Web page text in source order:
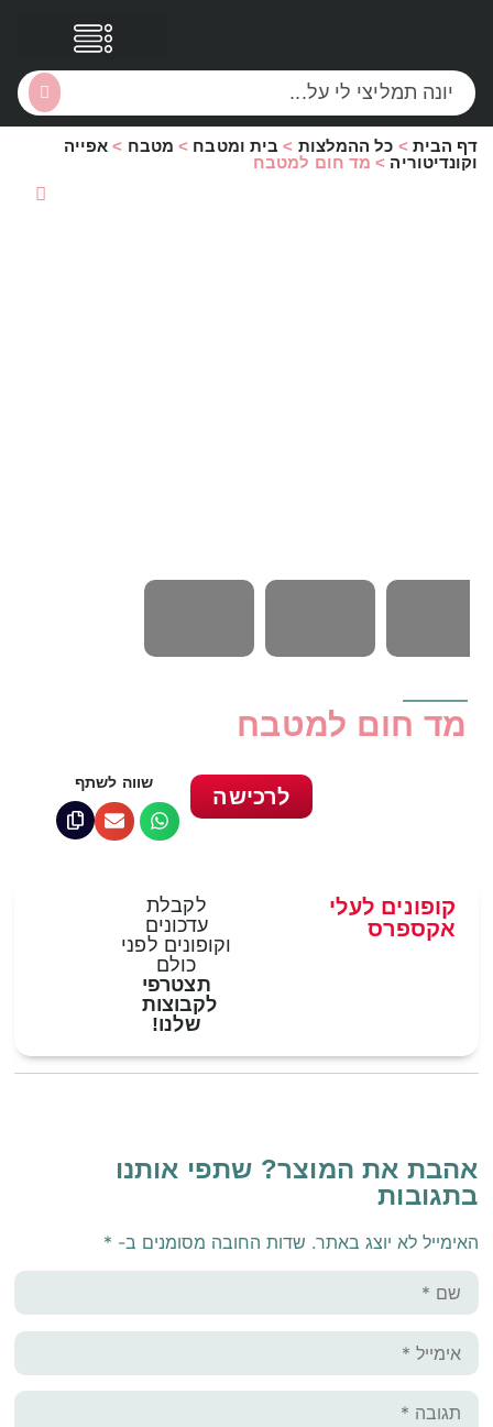
דף הבית > כל ההמלצות > בית ומטבח > מטבח > אפייה
וקונדיטוריה > מד חום למטבח
מד חום למטבח
שווה לשתף
לרכישה
לקבלת
עדכונים
וקופונים לפני
כולם
תצטרפי
לקבוצות
שלנו!
קופונים לעלי
אקספרס
אהבת את המוצר? שתפי אותנו
בתגובות
האימייל לא יוצג באתר. שדות החובה מסומנים ב- *